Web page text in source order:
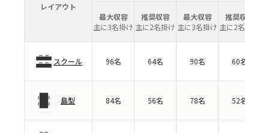
レイアウト
最大収容
主に3名掛け
推奨収容
主に2名掛け
最大収容
主に3名掛け
推奨収容
主に2名掛け
スクール 96名 64名 90名 60名
島型 84名 56名 78名 52名